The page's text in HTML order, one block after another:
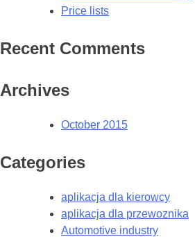
Price lists
Recent Comments
Archives
October 2015
Categories
aplikacja dla kierowcy
aplikacja dla przewoznika
Automotive industry